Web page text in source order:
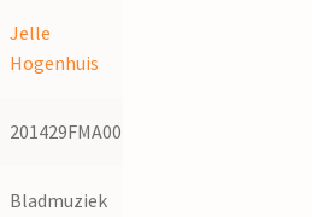
Jelle
Hogenhuis
201429FMA002
Bladmuziek